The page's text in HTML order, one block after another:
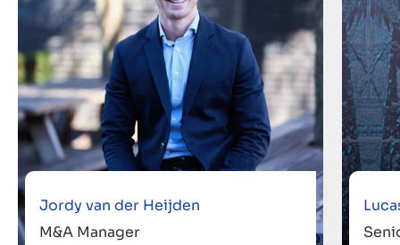
Jordy van der Heijden
M&A Manager